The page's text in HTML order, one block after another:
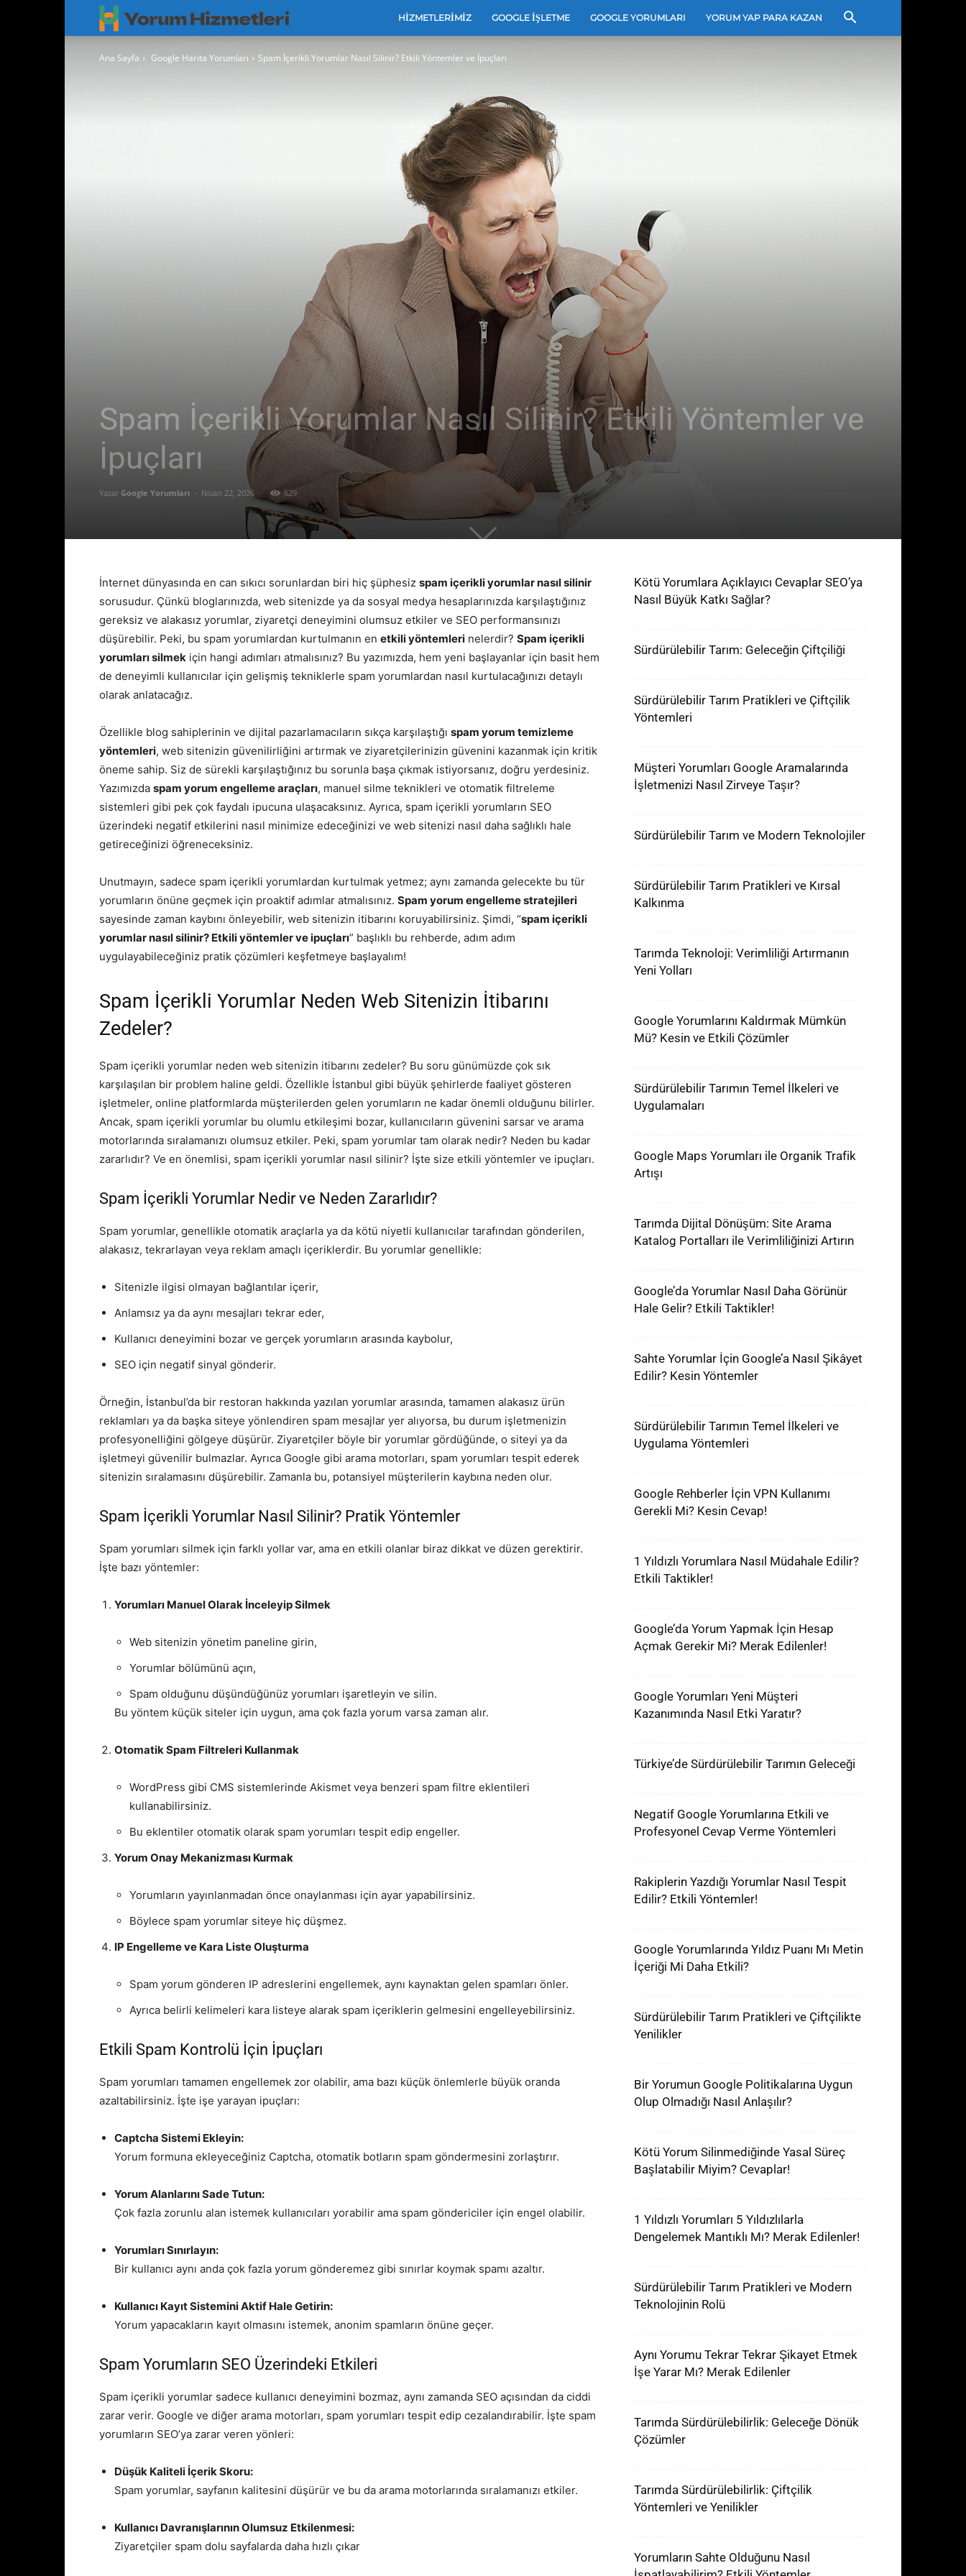
Google
Yorum
HIZMETLERIMIZ GOOGLE İŞLETME GOOGLE YORUMLARI YORUM YAP PARA KAZAN
Ana Sayfa Google Harita Yorumları Spam İçerikli Yorumlar Nasıl Silinir? Etkili Yöntemler ve İpuçları
Spam İçerikli Yorumlar Nasıl Silinir? Etkili Yöntemler ve
İpuçları
Yazar Google Yorumları - Nisan 22, 2026 629
İnternet dünyasında en can sıkıcı sorunlardan biri hiç şüphesiz spam içerikli yorumlar nasıl silinir
sorusudur. Çünkü bloglarınızda, web sitenizde ya da sosyal medya hesaplarınızda karşılaştığınız
gereksiz ve alakasız yorumlar, ziyaretçi deneyimini olumsuz etkiler ve SEO performansınızı
düşürebilir. Peki, bu spam yorumlardan kurtulmanın en etkili yöntemleri nelerdir? Spam içerikli
yorumları silmek için hangi adımları atmalısınız? Bu yazımızda, hem yeni başlayanlar için basit hem
de deneyimli kullanıcılar için gelişmiş tekniklerle spam yorumlardan nasıl kurtulacağınızı detaylı
olarak anlatacağız.
Özellikle blog sahiplerinin ve dijital pazarlamacıların sıkça karşılaştığı spam yorum temizleme
yöntemleri, web sitenizin güvenilirliğini artırmak ve ziyaretçilerinizin güvenini kazanmak için kritik
öneme sahip. Siz de sürekli karşılaştığınız bu sorunla başa çıkmak istiyorsanız, doğru yerdesiniz.
Yazımızda spam yorum engelleme araçları, manuel silme teknikleri ve otomatik filtreleme
sistemleri gibi pek çok faydalı ipucuna ulaşacaksınız. Ayrıca, spam içerikli yorumların SEO
üzerindeki negatif etkilerini nasıl minimize edeceğinizi ve web sitenizi nasıl daha sağlıklı hale
getireceğinizi öğreneceksiniz.
Unutmayın, sadece spam içerikli yorumlardan kurtulmak yetmez; aynı zamanda gelecekte bu tür
yorumların önüne geçmek için proaktif adımlar atmalısınız. Spam yorum engelleme stratejileri
sayesinde zaman kaybını önleyebilir, web sitenizin itibarını koruyabilirsiniz. Şimdi, “spam içerikli
yorumlar nasıl silinir? Etkili yöntemler ve ipuçları” başlıklı bu rehberde, adım adım
uygulayabileceğiniz pratik çözümleri keşfetmeye başlayalım!
Spam İçerikli Yorumlar Neden Web Sitenizin İtibarını
Zedeler?
Spam içerikli yorumlar neden web sitenizin itibarını zedeler? Bu soru günümüzde çok sık
karşılaşılan bir problem haline geldi. Özellikle İstanbul gibi büyük şehirlerde faaliyet gösteren
işletmeler, online platformlarda müşterilerden gelen yorumların ne kadar önemli olduğunu bilirler.
Ancak, spam içerikli yorumlar bu olumlu etkileşimi bozar, kullanıcıların güvenini sarsar ve arama
motorlarında sıralamanızı olumsuz etkiler. Peki, spam yorumlar tam olarak nedir? Neden bu kadar
zararlıdır? Ve en önemlisi, spam içerikli yorumlar nasıl silinir? İşte size etkili yöntemler ve ipuçları.
Spam İçerikli Yorumlar Nedir ve Neden Zararlıdır?
Spam yorumlar, genellikle otomatik araçlarla ya da kötü niyetli kullanıcılar tarafından gönderilen,
alakasız, tekrarlayan veya reklam amaçlı içeriklerdir. Bu yorumlar genellikle:
Sitenizle ilgisi olmayan bağlantılar içerir,
Anlamsız ya da aynı mesajları tekrar eder,
Kullanıcı deneyimini bozar ve gerçek yorumların arasında kaybolur,
SEO için negatif sinyal gönderir.
Örneğin, İstanbul’da bir restoran hakkında yazılan yorumlar arasında, tamamen alakasız ürün
reklamları ya da başka siteye yönlendiren spam mesajlar yer alıyorsa, bu durum işletmenizin
profesyonelliğini gölgeye düşürür. Ziyaretçiler böyle bir yorumlar gördüğünde, o siteyi ya da
işletmeyi güvenilir bulmazlar. Ayrıca Google gibi arama motorları, spam yorumları tespit ederek
sitenizin sıralamasını düşürebilir. Zamanla bu, potansiyel müşterilerin kaybına neden olur.
Spam İçerikli Yorumlar Nasıl Silinir? Pratik Yöntemler
Spam yorumları silmek için farklı yollar var, ama en etkili olanlar biraz dikkat ve düzen gerektirir.
İşte bazı yöntemler:
Yorumları Manuel Olarak İnceleyip Silmek
Web sitenizin yönetim paneline girin,
Yorumlar bölümünü açın,
Spam olduğunu düşündüğünüz yorumları işaretleyin ve silin.
Bu yöntem küçük siteler için uygun, ama çok fazla yorum varsa zaman alır.
Otomatik Spam Filtreleri Kullanmak
WordPress gibi CMS sistemlerinde Akismet veya benzeri spam filtre eklentileri
kullanabilirsiniz.
Bu eklentiler otomatik olarak spam yorumları tespit edip engeller.
Yorum Onay Mekanizması Kurmak
Yorumların yayınlanmadan önce onaylanması için ayar yapabilirsiniz.
Böylece spam yorumlar siteye hiç düşmez.
IP Engelleme ve Kara Liste Oluşturma
Spam yorum gönderen IP adreslerini engellemek, aynı kaynaktan gelen spamları önler.
Ayrıca belirli kelimeleri kara listeye alarak spam içeriklerin gelmesini engelleyebilirsiniz.
Etkili Spam Kontrolü İçin İpuçları
Spam yorumları tamamen engellemek zor olabilir, ama bazı küçük önlemlerle büyük oranda
azaltabilirsiniz. İşte işe yarayan ipuçları:
Captcha Sistemi Ekleyin:
Yorum formuna ekleyeceğiniz Captcha, otomatik botların spam göndermesini zorlaştırır.
Yorum Alanlarını Sade Tutun:
Çok fazla zorunlu alan istemek kullanıcıları yorabilir ama spam göndericiler için engel olabilir.
Yorumları Sınırlayın:
Bir kullanıcı aynı anda çok fazla yorum gönderemez gibi sınırlar koymak spamı azaltır.
Kullanıcı Kayıt Sistemini Aktif Hale Getirin:
Yorum yapacakların kayıt olmasını istemek, anonim spamların önüne geçer.
Spam Yorumların SEO Üzerindeki Etkileri
Spam içerikli yorumlar sadece kullanıcı deneyimini bozmaz, aynı zamanda SEO açısından da ciddi
zarar verir. Google ve diğer arama motorları, spam yorumları tespit edip cezalandırabilir. İşte spam
yorumların SEO’ya zarar veren yönleri:
Düşük Kaliteli İçerik Skoru:
Spam yorumlar, sayfanın kalitesini düşürür ve bu da arama motorlarında sıralamanızı etkiler.
Kullanıcı Davranışlarının Olumsuz Etkilenmesi:
Ziyaretçiler spam dolu sayfalarda daha hızlı çıkar
Kötü Yorumlara Açıklayıcı Cevaplar SEO’ya
Nasıl Büyük Katkı Sağlar?
Sürdürülebilir Tarım: Geleceğin Çiftçiliği
Sürdürülebilir Tarım Pratikleri ve Çiftçilik
Yöntemleri
Müşteri Yorumları Google Aramalarında
İşletmenizi Nasıl Zirveye Taşır?
Sürdürülebilir Tarım ve Modern Teknolojiler
Sürdürülebilir Tarım Pratikleri ve Kırsal
Kalkınma
Tarımda Teknoloji: Verimliliği Artırmanın
Yeni Yolları
Google Yorumlarını Kaldırmak Mümkün
Mü? Kesin ve Etkili Çözümler
Sürdürülebilir Tarımın Temel İlkeleri ve
Uygulamaları
Google Maps Yorumları ile Organik Trafik
Artışı
Tarımda Dijital Dönüşüm: Site Arama
Katalog Portalları ile Verimliliğinizi Artırın
Google’da Yorumlar Nasıl Daha Görünür
Hale Gelir? Etkili Taktikler!
Sahte Yorumlar İçin Google’a Nasıl Şikâyet
Edilir? Kesin Yöntemler
Sürdürülebilir Tarımın Temel İlkeleri ve
Uygulama Yöntemleri
Google Rehberler İçin VPN Kullanımı
Gerekli Mi? Kesin Cevap!
1 Yıldızlı Yorumlara Nasıl Müdahale Edilir?
Etkili Taktikler!
Google’da Yorum Yapmak İçin Hesap
Açmak Gerekir Mi? Merak Edilenler!
Google Yorumları Yeni Müşteri
Kazanımında Nasıl Etki Yaratır?
Türkiye’de Sürdürülebilir Tarımın Geleceği
Negatif Google Yorumlarına Etkili ve
Profesyonel Cevap Verme Yöntemleri
Rakiplerin Yazdığı Yorumlar Nasıl Tespit
Edilir? Etkili Yöntemler!
Google Yorumlarında Yıldız Puanı Mı Metin
İçeriği Mi Daha Etkili?
Sürdürülebilir Tarım Pratikleri ve Çiftçilikte
Yenilikler
Bir Yorumun Google Politikalarına Uygun
Olup Olmadığı Nasıl Anlaşılır?
Kötü Yorum Silinmediğinde Yasal Süreç
Başlatabilir Miyim? Cevaplar!
1 Yıldızlı Yorumları 5 Yıldızlılarla
Dengelemek Mantıklı Mı? Merak Edilenler!
Sürdürülebilir Tarım Pratikleri ve Modern
Teknolojinin Rolü
Aynı Yorumu Tekrar Tekrar Şikayet Etmek
İşe Yarar Mı? Merak Edilenler
Tarımda Sürdürülebilirlik: Geleceğe Dönük
Çözümler
Tarımda Sürdürülebilirlik: Çiftçilik
Yöntemleri ve Yenilikler
Yorumların Sahte Olduğunu Nasıl